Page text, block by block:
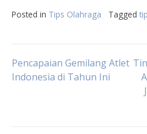
Posted in Tips Olahraga Tagged
Post
Pencapaian Gemilang Atlet
Indonesia di Tahun Ini